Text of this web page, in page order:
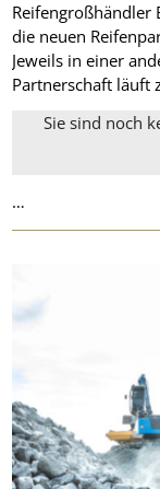
Reifengroßhändler
die neuen
Jeweils in einer
Partnerschaft läuft
Sie sind noch
…